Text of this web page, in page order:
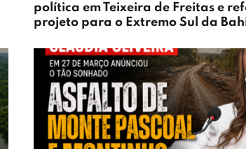
política em Teixeira de Freitas e
projeto para o Extremo Sul da